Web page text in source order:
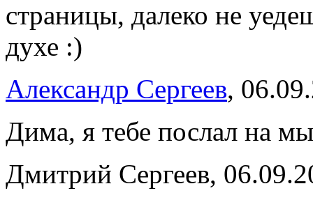
страницы, далеко не
духе :)
Александр Сергеев,
Дима, я тебе послал на
Дмитрий Сергеев,